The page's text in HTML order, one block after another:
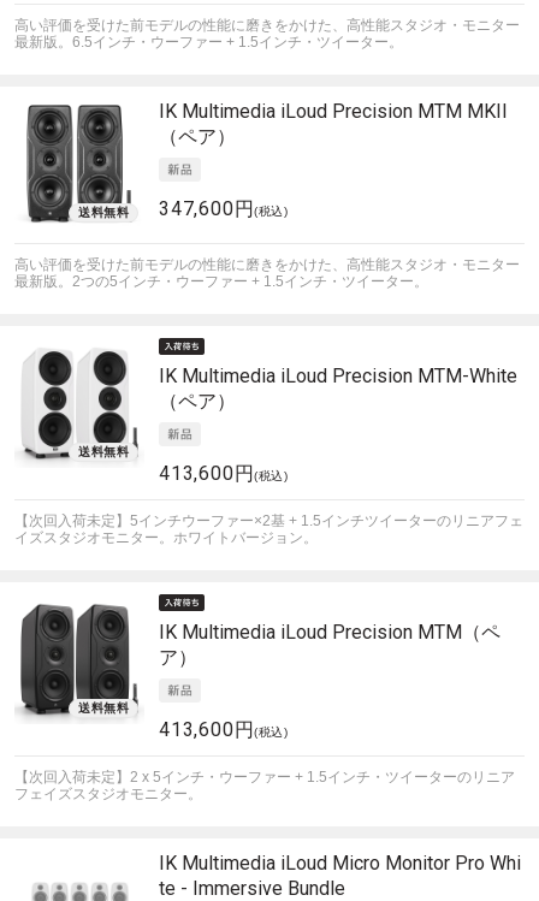
高い評価を受けた前モデルの性能に磨きをかけた、高性能スタジオ・モニター
最新版。6.5インチ・ウーファー + 1.5インチ・ツイーター。
IK Multimedia iLoud Precision MTM MKII
（ペア）
347,600円(税込)
高い評価を受けた前モデルの性能に磨きをかけた、高性能スタジオ・モニター
最新版。2つの5インチ・ウーファー + 1.5インチ・ツイーター。
IK Multimedia iLoud Precision MTM-White
（ペア）
413,600円(税込)
【次回入荷未定】5インチウーファー×2基 + 1.5インチツイーターのリニアフェ
イズスタジオモニター。ホワイトバージョン。
IK Multimedia iLoud Precision MTM（ペ
ア）
413,600円(税込)
【次回入荷未定】2 x 5インチ・ウーファー + 1.5インチ・ツイーターのリニア
フェイズスタジオモニター。
IK Multimedia iLoud Micro Monitor Pro Whi
te - Immersive Bundle